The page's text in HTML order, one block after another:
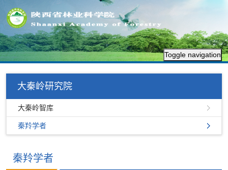
Toggle navigation
大秦岭研究院
大秦岭智库
秦羚学者
秦羚学者